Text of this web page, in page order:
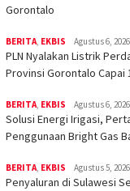
Gorontalo
BERITA, EKBIS Agustus 6, 2026
PLN Nyalakan Listrik
Provinsi Gorontalo Capai
BERITA, EKBIS Agustus 6, 2026
Solusi Energi Irigasi,
Penggunaan Bright Gas
BERITA, EKBIS Agustus 5, 2026
Penyaluran di Sulawesi